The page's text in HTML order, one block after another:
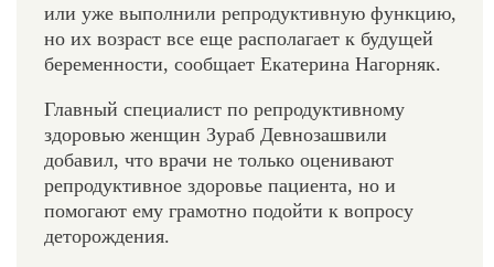
или уже выполнили репродуктивную функцию,
но их возраст все еще располагает к будущей
беременности, сообщает Екатерина Нагорняк.
Главный специалист по репродуктивному
здоровью женщин Зураб Девнозашвили
добавил, что врачи не только оценивают
репродуктивное здоровье пациента, но и
помогают ему грамотно подойти к вопросу
деторождения.